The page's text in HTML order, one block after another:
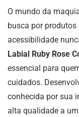
O mundo da
busca por
acessibilidade
Labial Ruby Rose
essencial para
cuidados.
conhecida por sua
alta qualidade a